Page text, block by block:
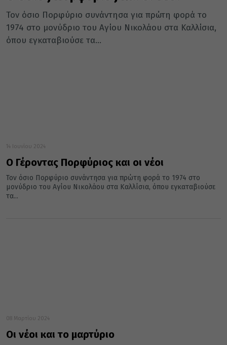
Τον όσιο Πορφύριο συνάντησα για πρώτη φορά το
1974 στο μονύδριο του Αγίου Νικολάου στα Καλλίσια,
όπου εγκαταβιούσε τα...
14 Ιουνίου 2024
Ο Γέροντας Πορφύριος και οι νέοι
Τον όσιο Πορφύριο συνάντησα για πρώτη φορά το 1974 στο
μονύδριο του Αγίου Νικολάου στα Καλλίσια, όπου εγκαταβιούσε
τα...
08 Μαρτίου 2024
Οι νέοι και το μαρτύριο